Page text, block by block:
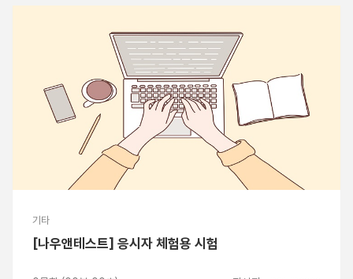
기타
[나우앤테스트] 응시자 체험용 시험